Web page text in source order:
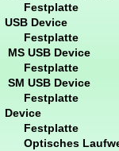
Festplatte
USB Device
Festplatte
MS USB Device
Festplatte
SM USB Device
Festplatte
Device
Festplatte
Optisches